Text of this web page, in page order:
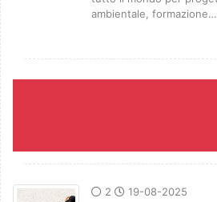
ambientale, formazione…
2 19-08-2025